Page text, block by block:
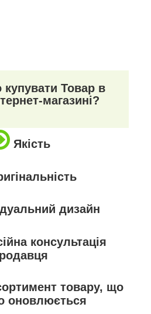
Товар в
магазині?
Якість
дизайн
консультація
товару, що
оновлюється